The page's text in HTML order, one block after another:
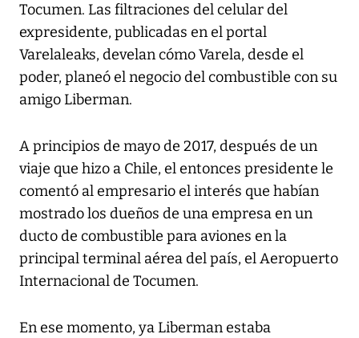
Tocumen. Las filtraciones del celular del
expresidente, publicadas en el portal
Varelaleaks, develan cómo Varela, desde el
poder, planeó el negocio del combustible con su
amigo Liberman.
A principios de mayo de 2017, después de un
viaje que hizo a Chile, el entonces presidente le
comentó al empresario el interés que habían
mostrado los dueños de una empresa en un
ducto de combustible para aviones en la
principal terminal aérea del país, el Aeropuerto
Internacional de Tocumen.
En ese momento, ya Liberman estaba